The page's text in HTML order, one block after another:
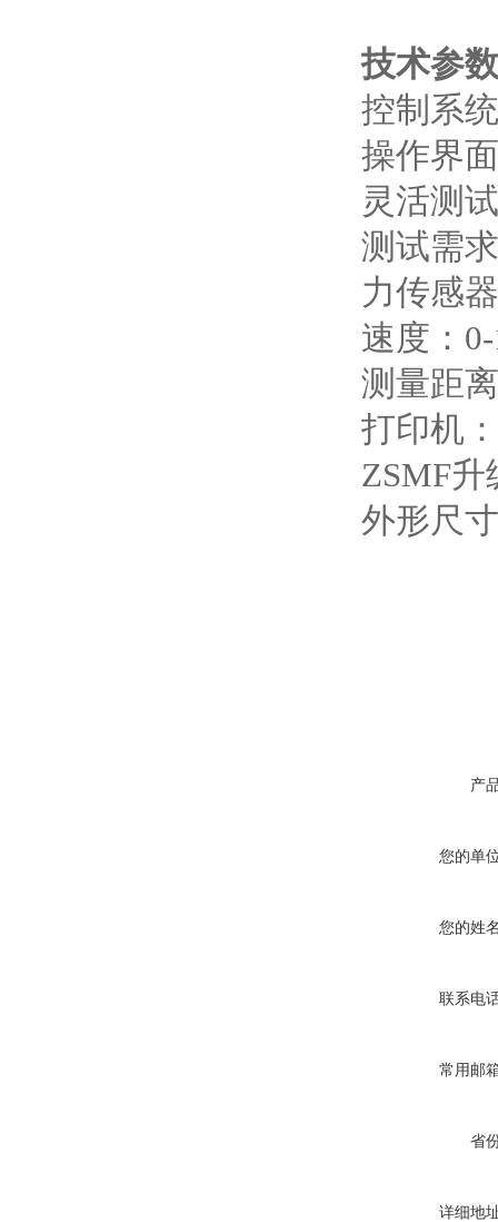
技术参数
控制系
操作界
灵活测
测试需
力传感
速度：
测量距
打印机
ZSMF升
外形尺
产
您的单
您的姓
联系电
常用邮
省
详细地